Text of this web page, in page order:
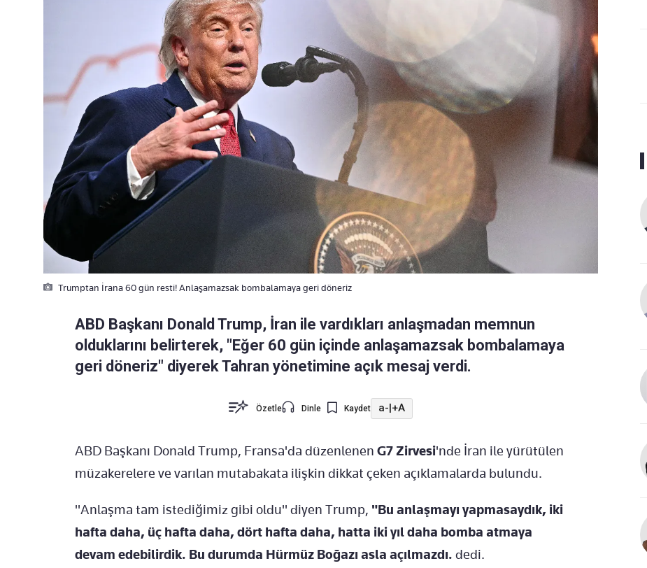
Trumptan İrana 60 gün resti! Anlaşamazsak bombalamaya geri döneriz
ABD Başkanı Donald Trump, İran ile vardıkları anlaşmadan memnun
olduklarını belirterek, "Eğer 60 gün içinde anlaşamazsak bombalamaya
geri döneriz" diyerek Tahran yönetimine açık mesaj verdi.
Özetle Dinle Kaydet a-|+A
ABD Başkanı Donald Trump, Fransa'da düzenlenen G7 Zirvesi'nde İran ile yürütülen
müzakerelere ve varılan mutabakata ilişkin dikkat çeken açıklamalarda bulundu.
"Anlaşma tam istediğimiz gibi oldu" diyen Trump, "Bu anlaşmayı yapmasaydık, iki
hafta daha, üç hafta daha, dört hafta daha, hatta iki yıl daha bomba atmaya
devam edebilirdik. Bu durumda Hürmüz Boğazı asla açılmazdı. dedi.